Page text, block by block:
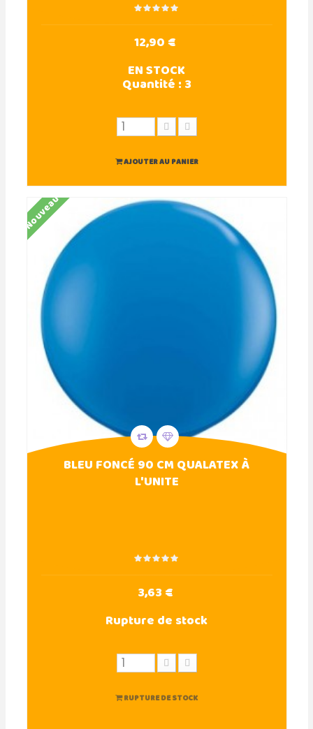
12,90 €
EN STOCK
Quantité :3
AJOUTER AU PANIER
Nouveau
BLEU FONCÉ 90 CM QUALATEX À
L'UNITE
3,63 €
Rupture de stock
RUPTURE DE STOCK